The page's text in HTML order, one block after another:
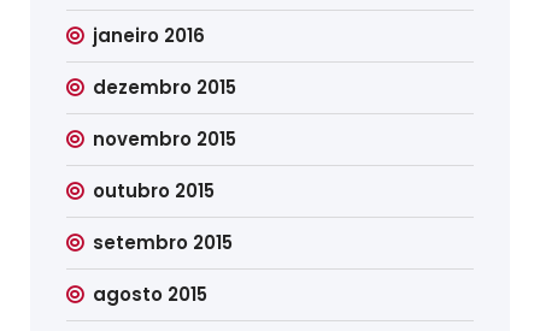
janeiro 2016
dezembro 2015
novembro 2015
outubro 2015
setembro 2015
agosto 2015